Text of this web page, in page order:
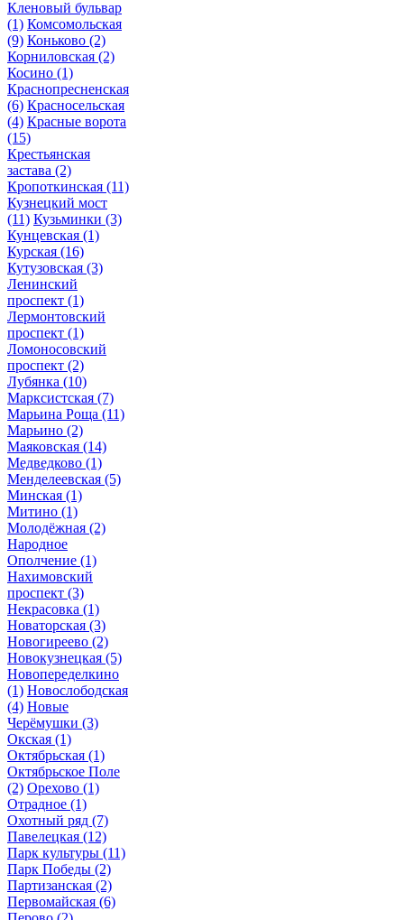
Кленовый бульвар
(1) Комсомольская
(9) Коньково (2)
Корниловская (2)
Косино (1)
Краснопресненская
(6) Красносельская
(4) Красные ворота
(15)
Крестьянская
застава (2)
Кропоткинская (11)
Кузнецкий мост
(11) Кузьминки (3)
Кунцевская (1)
Курская (16)
Кутузовская (3)
Ленинский
проспект (1)
Лермонтовский
проспект (1)
Ломоносовский
проспект (2)
Лубянка (10)
Марксистская (7)
Марьина Роща (11)
Марьино (2)
Маяковская (14)
Медведково (1)
Менделеевская (5)
Минская (1)
Митино (1)
Молодёжная (2)
Народное
Ополчение (1)
Нахимовский
проспект (3)
Некрасовка (1)
Новаторская (3)
Новогиреево (2)
Новокузнецкая (5)
Новопеределкино
(1) Новослободская
(4) Новые
Черёмушки (3)
Окская (1)
Октябрьская (1)
Октябрьское Поле
(2) Орехово (1)
Отрадное (1)
Охотный ряд (7)
Павелецкая (12)
Парк культуры (11)
Парк Победы (2)
Партизанская (2)
Первомайская (6)